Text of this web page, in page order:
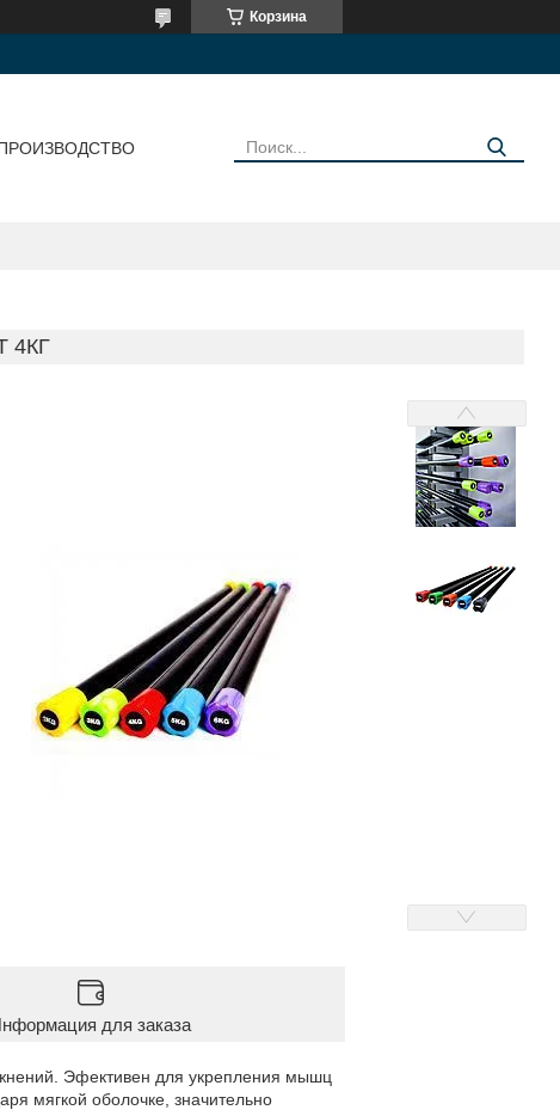
Корзина
4КГ
для заказа
Эфективен для укрепления мышц
мягкой оболочке, значительно